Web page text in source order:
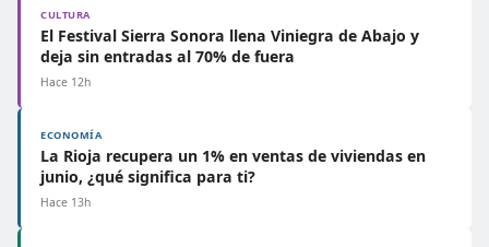
CULTURA
El Festival Sierra Sonora llena Viniegra de Abajo y
deja sin entradas al 70% de fuera
Hace 12h
ECONOMÍA
La Rioja recupera un 1% en ventas de viviendas en
junio, ¿qué significa para ti?
Hace 13h